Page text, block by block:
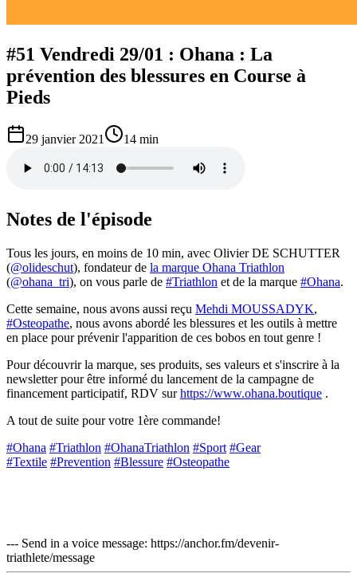
#51 Vendredi 29/01 : Ohana : La
prévention des blessures en Course à
Pieds
29 janvier 2021 14 min
Notes de l'épisode
Tous les jours, en moins de 10 min, avec Olivier DE SCHUTTER
(@olideschut), fondateur de la marque Ohana Triathlon
(@ohana_tri), on vous parle de #Triathlon et de la marque #Ohana.
Cette semaine, nous avons aussi reçu Mehdi MOUSSADYK,
#Osteopathe, nous avons abordé les blessures et les outils à mettre
en place pour prévenir l'apparition de ces bobos en tout genre !
Pour découvrir la marque, ses produits, ses valeurs et s'inscrire à la
newsletter pour être informé du lancement de la campagne de
financement participatif, RDV surhttps://www.ohana.boutique .
A tout de suite pour votre 1ère commande!
#Ohana #Triathlon #OhanaTriathlon #Sport #Gear
#Textile #Prevention #Blessure #Osteopathe
--- Send in a voice message: https://anchor.fm/devenir-
triathlete/message